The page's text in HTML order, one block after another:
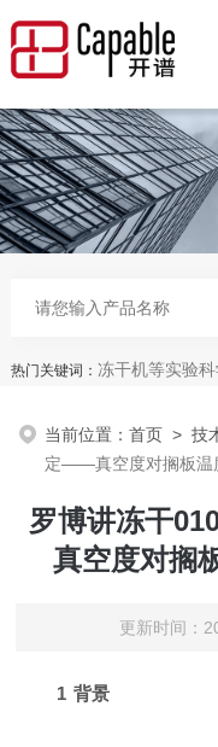
热门关键词： 冻干机等实验
当前位置：首页 >技
定——真空度对搁板温
罗博讲冻干
真空度对搁
更新时间：
1 背景